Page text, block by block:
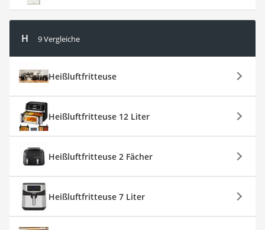
H 9 Vergleiche
Heißluftfritteuse
Heißluftfritteuse 12 Liter
Heißluftfritteuse 2 Fächer
Heißluftfritteuse 7 Liter